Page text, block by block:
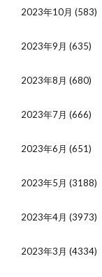
2023年10月 (583)
2023年9月 (635)
2023年8月 (680)
2023年7月 (666)
2023年6月 (651)
2023年5月 (3188)
2023年4月 (3973)
2023年3月 (4334)